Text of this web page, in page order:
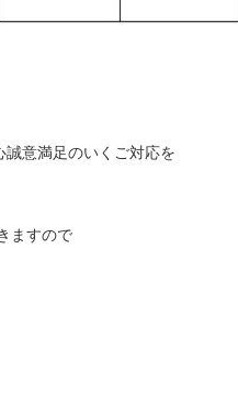
意満足のいくご対応を
ますので